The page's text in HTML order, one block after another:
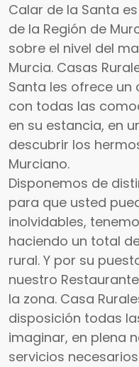
Calar de la Santa
de la Región de
sobre el nivel del
Murcia. Casas
Santa les ofrece
con todas las
en su estancia, en
descubrir los
Murciano.
Disponemos de
para que usted
inolvidables,
haciendo un total
rural. Y por su
nuestro
la zona. Casa
disposición todas
imaginar, en plena
servicios